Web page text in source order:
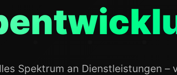
Spektrum an Dienstleistungen